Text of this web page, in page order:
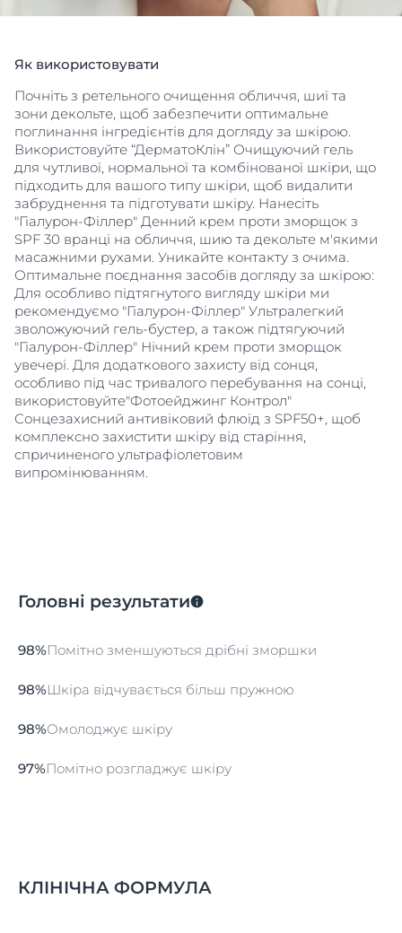
Як використовувати
Почніть з ретельного очищення обличчя, шиї та
зони декольте, щоб забезпечити оптимальне
поглинання інгредієнтів для догляду за шкірою.
Використовуйте “ДерматоКлін” Очищуючий гель
для чутливої, нормальної та комбінованої шкіри, що
підходить для вашого типу шкіри, щоб видалити
забруднення та підготувати шкіру. Нанесіть
"Гіалурон-Філлер" Денний крем проти зморщок з
SPF 30 вранці на обличчя, шию та декольте м'якими
масажними рухами. Уникайте контакту з очима.
Оптимальне поєднання засобів догляду за шкірою:
Для особливо підтягнутого вигляду шкіри ми
рекомендуємо "Гіалурон-Філлер" Ультралегкий
зволожуючий гель-бустер, а також підтягуючий
"Гіалурон-Філлер" Нічний крем проти зморщок
увечері. Для додаткового захисту від сонця,
особливо під час тривалого перебування на сонці,
використовуйте"Фотоейджинг Контрол"
Сонцезахисний антивіковий флюїд з SPF50+, щоб
комплексно захистити шкіру від старіння,
спричиненого ультрафіолетовим
випромінюванням.
Головні результати
98%Помітно зменшуються дрібні зморшки
98%Шкіра відчувається більш пружною
98%Омолоджує шкіру
97%Помітно розгладжує шкіру
КЛІНІЧНА ФОРМУЛА